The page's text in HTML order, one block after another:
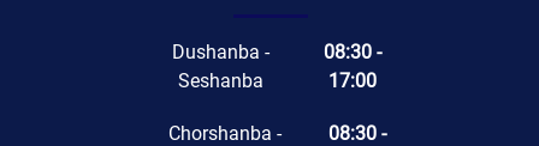
Dushanba -
Seshanba
08:30 -
17:00
Chorshanba -
08:30 -